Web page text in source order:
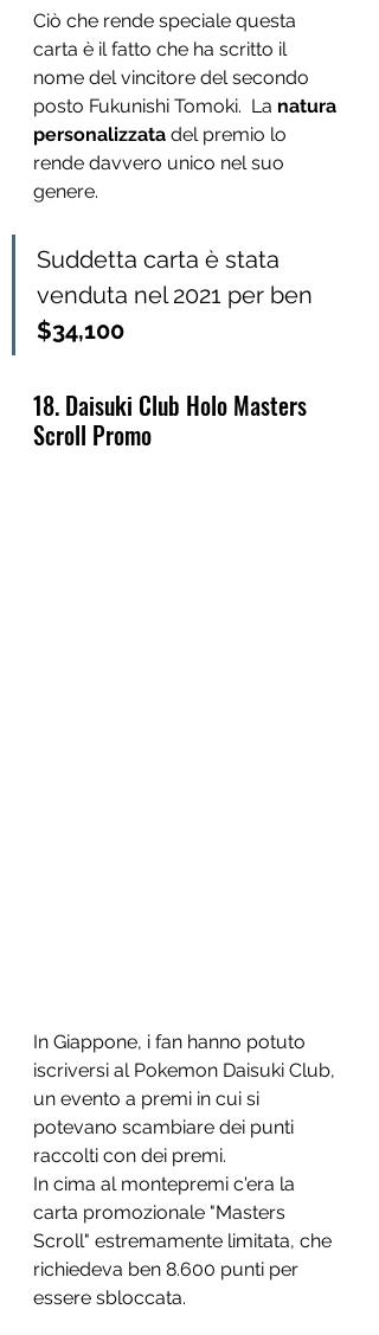
Ciò che rende speciale questa
carta è il fatto che ha scritto il
nome del vincitore del secondo
posto Fukunishi Tomoki.  La natura
personalizzata del premio lo
rende davvero unico nel suo
genere.
Suddetta carta è stata
venduta nel 2021 per ben
$34,100
18. Daisuki Club Holo Masters
Scroll Promo
In Giappone, i fan hanno potuto
iscriversi al Pokemon Daisuki Club,
un evento a premi in cui si
potevano scambiare dei punti
raccolti con dei premi.
In cima al montepremi c'era la
carta promozionale "Masters
Scroll" estremamente limitata, che
richiedeva ben 8.600 punti per
essere sbloccata.